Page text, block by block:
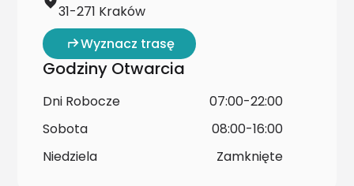
31-271 Kraków
Wyznacz trasę
Godziny Otwarcia
Dni Robocze
07:00-22:00
Sobota
08:00-16:00
Niedziela
Zamknięte